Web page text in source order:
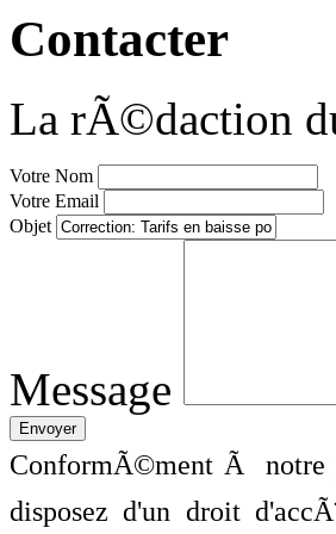
Contacter
La rÃ©daction
Votre Nom
Votre Email
Objet
Message
ConformÃ©ment Ã notre
disposez d'un droit